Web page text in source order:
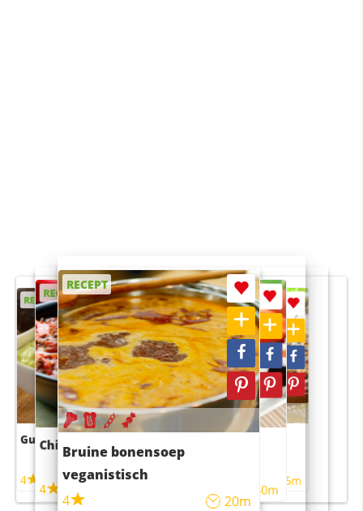
RECEPT
Guacamole
4
RECEPT
Chili con carne
4 45m
RECEPT
Bruine bonensoep
veganistisch
4
20m
RECEPT
Sushi rijstsalade
maaltijdsalade
40m
RECEPT
4 55m